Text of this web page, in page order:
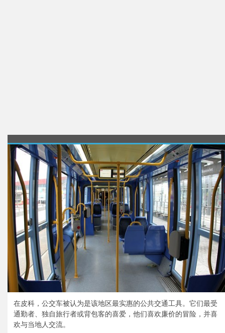
在皮科，公交车被认为是该地区最实惠的公共交通工具。它们最受
通勤者、独自旅行者或背包客的喜爱，他们喜欢廉价的冒险，并喜
欢与当地人交流。